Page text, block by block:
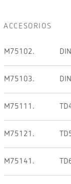
ACCESORIOS
M75102.
M75103.
M75111.
M75121.
M75141.